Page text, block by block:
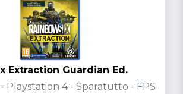
Extraction Guardian Ed.
Playstation 4 - Sparatutto - FPS